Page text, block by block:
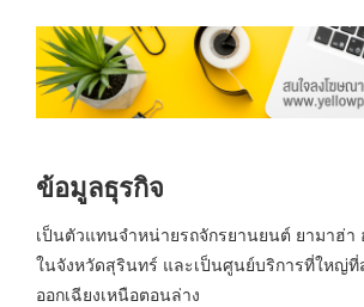
ข้อมูลธุรกิจ
เป็นตัวแทนจำหน่ายรถจักรยานยนต์ ยามาฮ่า
ในจังหวัดสุรินทร์ และเป็นศูนย์บริการที่ใหญ่
ออกเฉียงเหนือตอนล่าง